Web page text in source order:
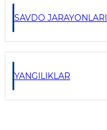
SAVDO JARAYONLARI
YANGILIKLAR